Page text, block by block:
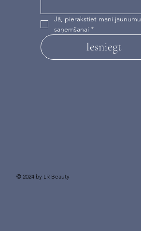
Jā, pierakstiet mani jaunumu
saņemšanai *
Iesniegt
© 2024 by LR Beauty